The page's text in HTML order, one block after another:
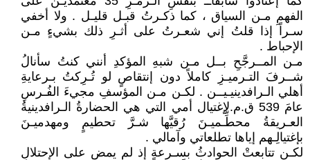
الفهمِ مـن السياق ، كما ذكـرتُ قبـل قليـل . ولا أخفي
سـراً إذا قلتُ إني شعـرتُ على أثـرِ ذلك بشيءٍ مـن
الإحباط .
مـن المــرجَّحِ بــل مـن شبهِ المؤكدِ أنني كنتُ سأنالُ
شــرفَ التـرميـزِ كاملاً دون إنتقاصٍ لو تُـرِكتُ بـرعايةِ
أهلي الـرافدينيـيــن . لكـن مـن المؤسفِ مجيءَ الفُـرسِ
عامَ 539 ق.م.لإغتيال أمي التي هي الحضارةُ الـرافدينيةُ
العـريقةُ محطِّـميـنَ رُقيَّها شـرَّ تحطيمٍ ومهدميـنَ
بإغتيالِـهم إياها تطلعاتي وآمالي .
لكـن تتابعتْ الحوادثُ بسـرعةٍ إذ لم يمضِ على الإحتلالِ